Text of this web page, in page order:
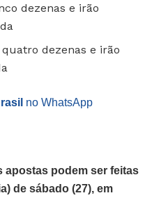
dezenas e irão
dezenas e irão
no WhatsApp
apostas podem ser feitas
de sábado (27), em